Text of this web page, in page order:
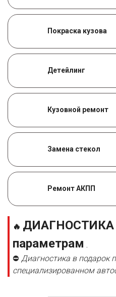
Покраска кузова
Детейлинг
Кузовной ремонт
Замена стекол
Ремонт АКПП
🔥 ДИАГНОСТИКА
параметрам .
⛔ Диагностика в подарок
специализированном